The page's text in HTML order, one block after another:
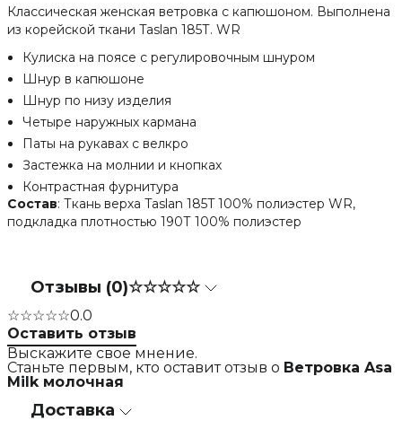
Классическая женская ветровка с капюшоном. Выполнена
из корейской ткани Taslan 185Т. WR
Кулиска на поясе с регулировочным шнуром
Шнур в капюшоне
Шнур по низу изделия
Четыре наружных кармана
Паты на рукавах с велкро
Застежка на молнии и кнопках
Контрастная фурнитура
Состав: Ткань верха Taslan 185T 100% полиэстер WR,
подкладка плотностью 190Т 100% полиэстер
Отзывы (0)☆☆☆☆☆
☆☆☆☆☆0.0
Оставить отзыв
Выскажите свое мнение.
Станьте первым, кто оставит отзыв о Ветровка Asa
Milk молочная
Доставка